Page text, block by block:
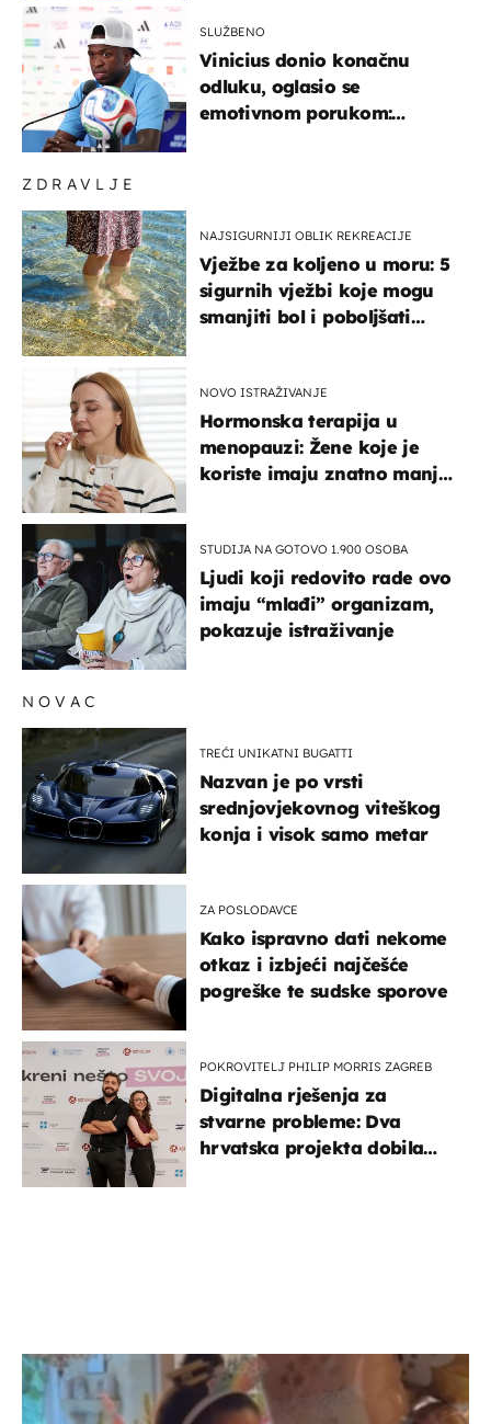
ZDRAVLJE
NAJSIGURNIJI OBLIK REKREACIJE
Vježbe za koljeno u moru: 5
sigurnih vježbi koje mogu
smanjiti bol i poboljšati
NOVO ISTRAŽIVANJE
Hormonska terapija u
menopauzi: Žene koje je
koriste imaju znatno manji
STUDIJA NA GOTOVO 1.900 OSOBA
Ljudi koji redovito rade ovo
imaju “mlađi” organizam,
pokazuje istraživanje
SLUŽBENO
Vinicius donio konačnu
odluku, oglasio se
emotivnom porukom:
NOVAC
TREĆI UNIKATNI BUGATTI
Nazvan je po vrsti
srednjovjekovnog viteškog
konja i visok samo metar
ZA POSLODAVCE
Kako ispravno dati nekome
otkaz i izbjeći najčešće
pogreške te sudske sporove
POKROVITELJ PHILIP MORRIS ZAGREB
Digitalna rješenja za
stvarne probleme: Dva
hrvatska projekta dobila